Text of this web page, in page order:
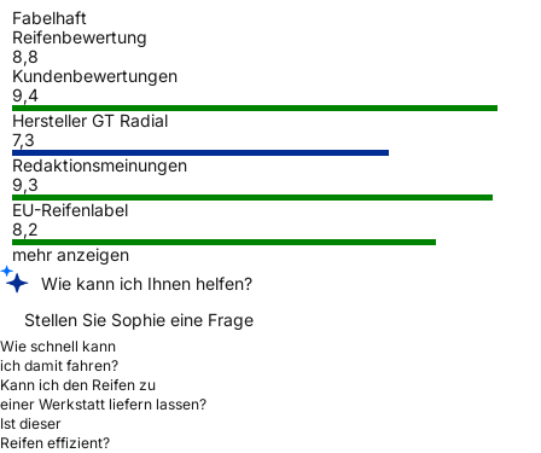
Fabelhaft
Reifenbewertung
8,8
Kundenbewertungen
9,4
Hersteller GT Radial
7,3
Redaktionsmeinungen
9,3
EU-Reifenlabel
8,2
mehr anzeigen
Wie kann ich Ihnen helfen?
Stellen Sie Sophie eine Frage
Wie schnell kann
ich damit fahren?
Kann ich den Reifen zu
einer Werkstatt liefern lassen?
Ist dieser
Reifen effizient?